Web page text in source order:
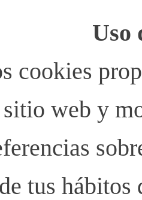
Uso
cookies
web y
tus